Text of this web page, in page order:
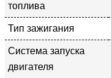
топлива
Тип зажигания
Система запуска
двигателя